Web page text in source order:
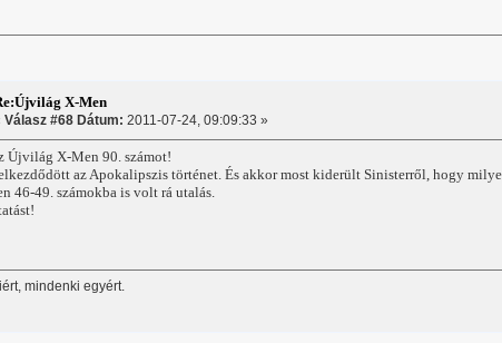
X-Men
Válasz #68 Dátum: 2011-07-24, 09:09:33 »
Újvilág X-Men 90. számot!
az Apokalipszis történet. És akkor most kiderült Sinisterről, hogy
46-49. számokba is volt rá utalás.
mindenki egyért.